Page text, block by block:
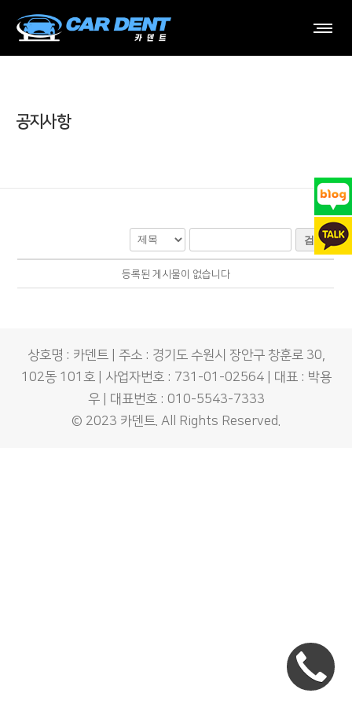
공지사항
검색
등록된 게시물이 없습니다
상호명 : 카덴트 | 주소 : 경기도 수원시 장안구 창훈로 30,
102동 101호 | 사업자번호 : 731-01-02564 | 대표 : 박용
우 | 대표번호 : 010-5543-7333
© 2023 카덴트. All Rights Reserved.